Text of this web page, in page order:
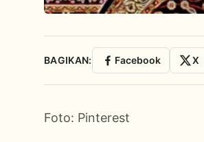
BAGIKAN: Facebook X
Foto: Pinterest